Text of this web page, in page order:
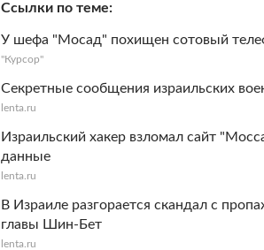
Ссылки по теме
У шефа "Мосад" похищен сотовый
"Курсор"
Секретные сообщения израильских
lenta.ru
Израильский хакер взломал сайт
данные
lenta.ru
В Израиле разгорается скандал с
главы Шин-Бет
lenta.ru